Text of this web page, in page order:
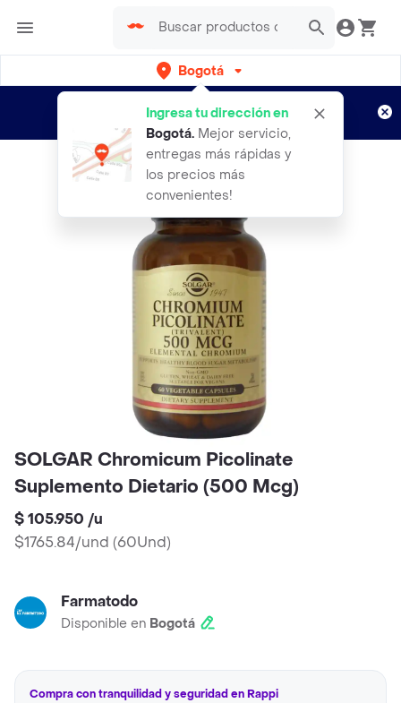
Bogotá
Ingresa tu dirección en
Bogotá. Mejor servicio,
entregas más rápidas y
los precios más
convenientes!
envíos gratis por semanas
Aplican TyC
SOLGAR Chromicum Picolinate
Suplemento Dietario (500 Mcg)
$ 105.950 /u
$1765.84/und (60Und)
Farmatodo
Disponible en Bogotá
Compra con tranquilidad y seguridad en Rappi